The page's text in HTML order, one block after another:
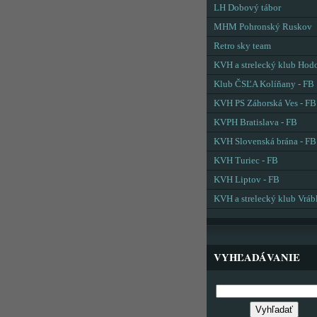
LH Dobový tábor
MHM Pohronský Ruskov
Retro sky team
KVH a strelecký klub
Klub ČSĽA Kolíňany - FB
KVH PS Záhorská Ves - FB
KVPH Bratislava - FB
KVH Slovenská brána - FB
KVH Turiec - FB
KVH Liptov - FB
KVH a strelecký klub
VYHĽADÁVANIE